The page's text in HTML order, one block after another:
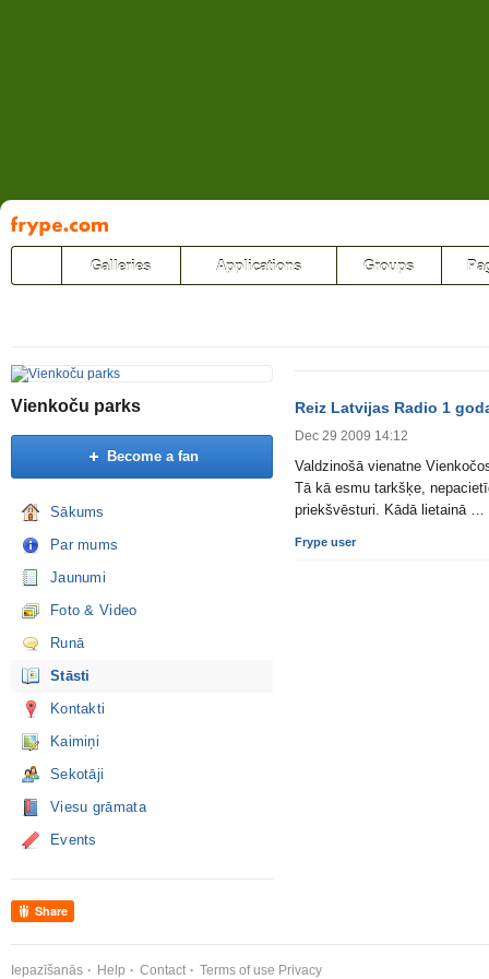
Pāriet
uz
saturu
Galleries Applications Groups
Vienkoču parks
Become a fan
Sākums
Par mums
Jaunumi
Foto & Video
Runā
Stāsti
Kontakti
Kaimiņi
Sekotāji
Viesu grāmata
Events
Share
Reiz Latvijas Radio 1
Dec 29 2009 14:12
Valdzinošā vienatne
Tā kā esmu tarkšķe,
priekšvēsturi. Kādā lietainā …
Frype user
Iepazīšanās Help Contact Terms of use Privacy